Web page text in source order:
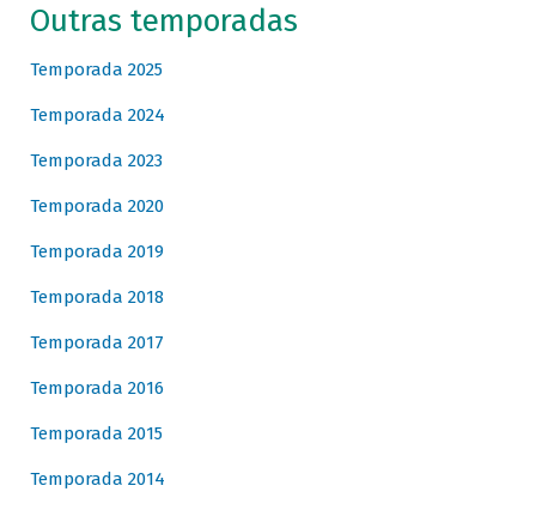
Outras temporadas
Temporada 2025
Temporada 2024
Temporada 2023
Temporada 2020
Temporada 2019
Temporada 2018
Temporada 2017
Temporada 2016
Temporada 2015
Temporada 2014